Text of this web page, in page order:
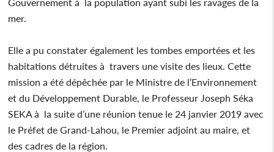
mer.
Elle a pu constater également les tombes emportées et les
habitations détruites à travers une visite des lieux. Cette
mission a été dépêchée par le Ministre de l’Environnement
et du Développement Durable, le Professeur Joseph Séka
SEKA à la suite d’une réunion tenue le 24 janvier 2019 avec
le Préfet de Grand-Lahou, le Premier adjoint au maire, et
des cadres de la région.